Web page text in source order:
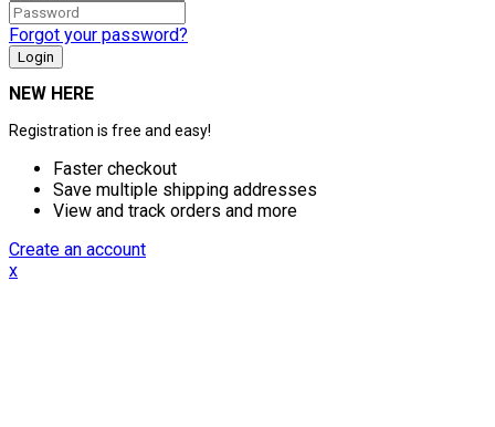
Forgot your password?
NEW HERE
Registration is free and easy!
Faster checkout
Save multiple shipping addresses
View and track orders and more
Create an account
x